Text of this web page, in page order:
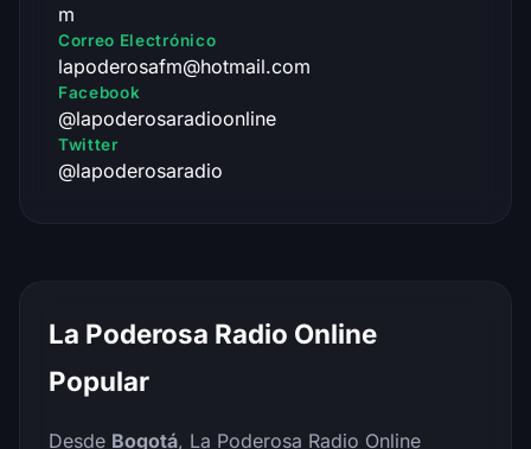
m
Correo Electrónico
lapoderosafm@hotmail.com
Facebook
@lapoderosaradioonline
Twitter
@lapoderosaradio
La Poderosa Radio Online
Popular
Desde Bogotá, La Poderosa Radio Online